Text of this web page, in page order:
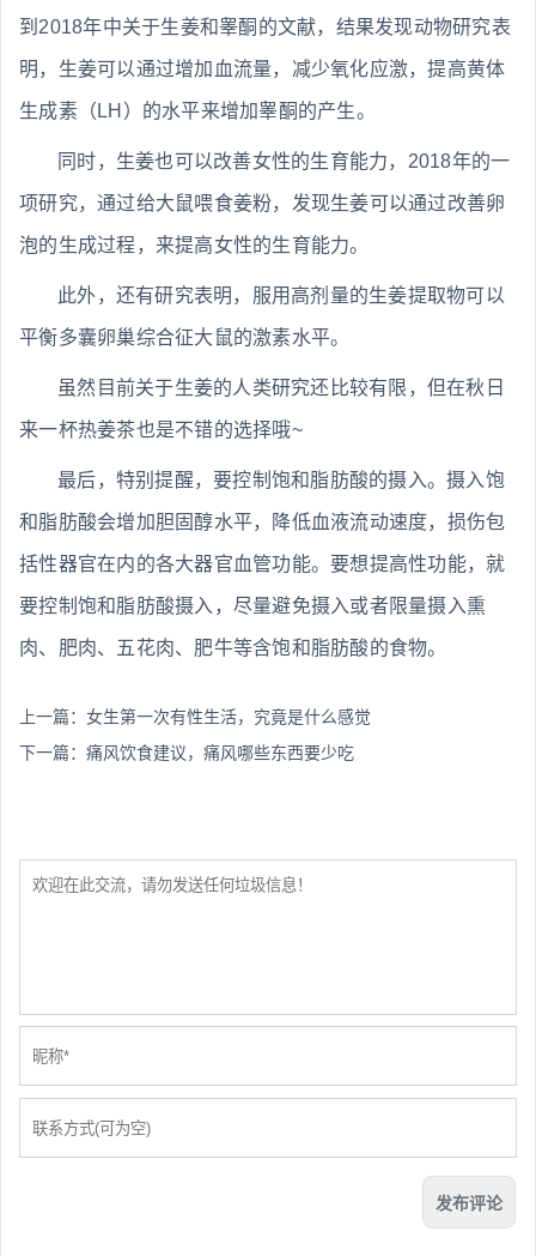
到2018年中关于生姜和睾酮的文献，结果发现动物研究表
明，生姜可以通过增加血流量，减少氧化应激，提高黄体
生成素（LH）的水平来增加睾酮的产生。
同时，生姜也可以改善女性的生育能力，2018年的一
项研究，通过给大鼠喂食姜粉，发现生姜可以通过改善卵
泡的生成过程，来提高女性的生育能力。
此外，还有研究表明，服用高剂量的生姜提取物可以
平衡多囊卵巢综合征大鼠的激素水平。
虽然目前关于生姜的人类研究还比较有限，但在秋日
来一杯热姜茶也是不错的选择哦~
最后，特别提醒，要控制饱和脂肪酸的摄入。摄入饱
和脂肪酸会增加胆固醇水平，降低血液流动速度，损伤包
括性器官在内的各大器官血管功能。要想提高性功能，就
要控制饱和脂肪酸摄入，尽量避免摄入或者限量摄入熏
肉、肥肉、五花肉、肥牛等含饱和脂肪酸的食物。
上一篇： 女生第一次有性生活，究竟是什么感觉
下一篇： 痛风饮食建议，痛风哪些东西要少吃